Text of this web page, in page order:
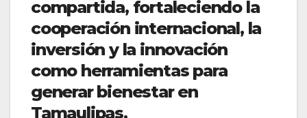
compartida, fortaleciendo la
cooperación internacional, la
inversión y la innovación
como herramientas para
generar bienestar en
Tamaulipas.